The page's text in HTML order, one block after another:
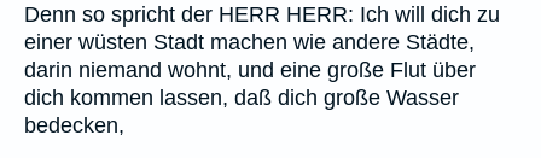
Denn so spricht der HERR HERR: Ich will dich zu
einer wüsten Stadt machen wie andere Städte,
darin niemand wohnt, und eine große Flut über
dich kommen lassen, daß dich große Wasser
bedecken,